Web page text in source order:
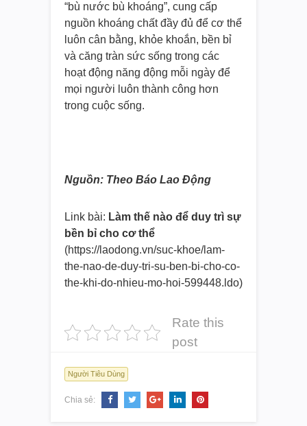
“bù nước bù khoáng”, cung cấp
nguồn khoáng chất đầy đủ để cơ thể
luôn cân bằng, khỏe khoắn, bền bỉ
và căng tràn sức sống trong các
hoạt động năng động mỗi ngày để
mọi người luôn thành công hơn
trong cuộc sống.
Nguồn: Theo Báo Lao Động
Link bài: Làm thế nào để duy trì sự
bền bỉ cho cơ thể
(https://laodong.vn/suc-khoe/lam-
the-nao-de-duy-tri-su-ben-bi-cho-co-
the-khi-do-nhieu-mo-hoi-599448.ldo)
Rate this
post
Người Tiêu Dùng
Chia sẻ: